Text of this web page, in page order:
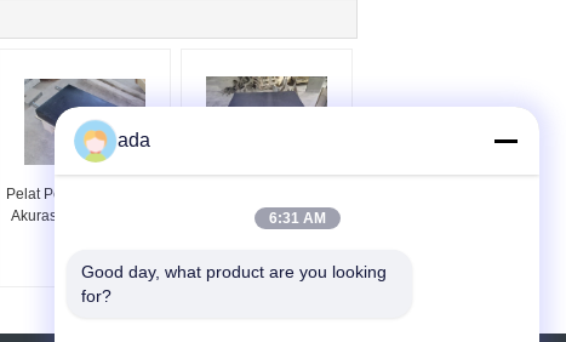
Pelat Permukaan Granit
Akurasi Tinggi Dipoles
Piring Kontrol 1000 x
ada
6:31 AM
Good day, what product are you looking
for?